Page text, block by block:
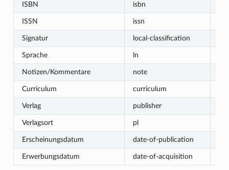
ISBN isbn
ISSN issn
Signatur local-classification
Sprache ln
Notizen/Kommentare note
Curriculum curriculum
Verlag publisher
Verlagsort pl
Erscheinungsdatum date-of-publication
Erwerbungsdatum date-of-acquisition